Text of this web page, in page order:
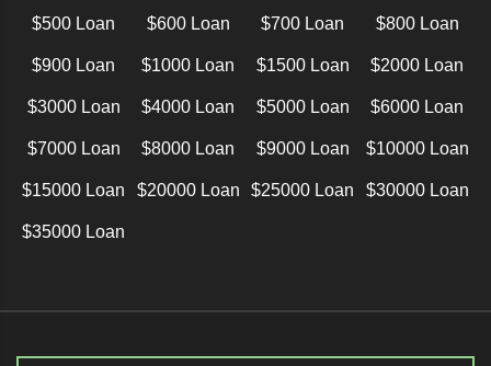
$500 Loan $600 Loan $700 Loan $800 Loan
$900 Loan $1000 Loan $1500 Loan $2000 Loan
$3000 Loan $4000 Loan $5000 Loan $6000 Loan
$7000 Loan $8000 Loan $9000 Loan $10000 Loan
$15000 Loan $20000 Loan $25000 Loan $30000 Loan
$35000 Loan